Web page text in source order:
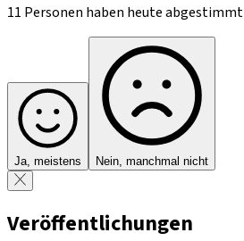
11 Personen haben heute abgestimmt
Ja, meistens Nein, manchmal nicht
Veröffentlichungen